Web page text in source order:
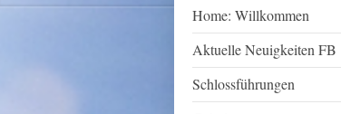
Home: Willkommen
Aktuelle Neuigkeiten FB
Schlossführungen